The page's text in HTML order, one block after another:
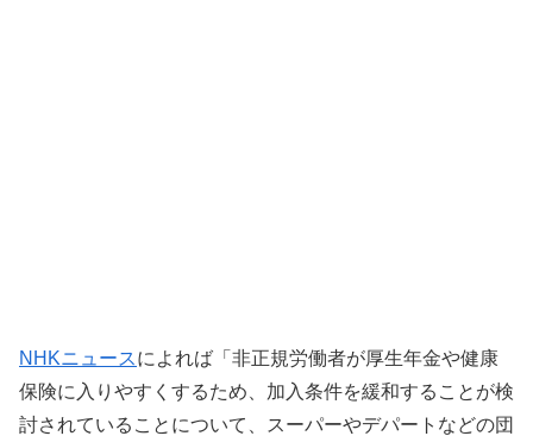
NHKニュースによれば「非正規労働者が厚生年金や健康
保険に入りやすくするため、加入条件を緩和することが検
討されていることについて、スーパーやデパートなどの団